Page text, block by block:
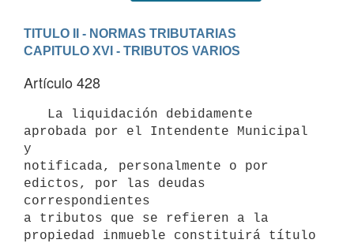
TITULO II - NORMAS TRIBUTARIAS
CAPITULO XVI - TRIBUTOS VARIOS
Artículo 428
aprobada por el Intendente Municipal
y
notificada, personalmente o por
edictos, por las deudas
correspondientes
a tributos que se refieren a la
propiedad inmueble constituirá título